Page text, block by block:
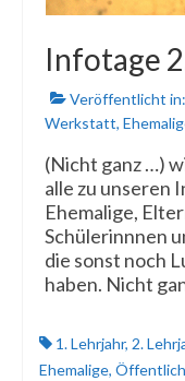
Infotage
Veröffentlicht in:
Werkstatt,
(Nicht ganz …)
alle zu unseren
Ehemalige,
Schülerinnnen
die sonst noch
haben. Nicht
1. Lehrjahr, 2.
Ehemalige,